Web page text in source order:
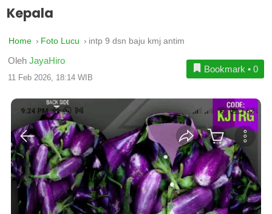
Kepala
Home Foto Lucu intp 9 dsn baju kmj antim
Oleh JayaHiro
11 Feb 2026, 18:14 WIB
Bookmark • 0